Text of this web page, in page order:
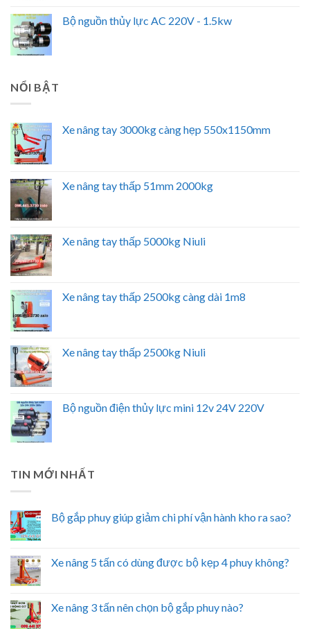
Bộ nguồn thủy lực AC 220V - 1.5kw
NỔI BẬT
Xe nâng tay 3000kg càng hẹp 550x1150mm
Xe nâng tay thấp 51mm 2000kg
Xe nâng tay thấp 5000kg Niuli
Xe nâng tay thấp 2500kg càng dài 1m8
Xe nâng tay thấp 2500kg Niuli
Bộ nguồn điện thủy lực mini 12v 24V 220V
TIN MỚI NHẤT
Bộ gắp phuy giúp giảm chi phí vận hành kho ra sao?
Xe nâng 5 tấn có dùng được bộ kẹp 4 phuy không?
Xe nâng 3 tấn nên chọn bộ gắp phuy nào?